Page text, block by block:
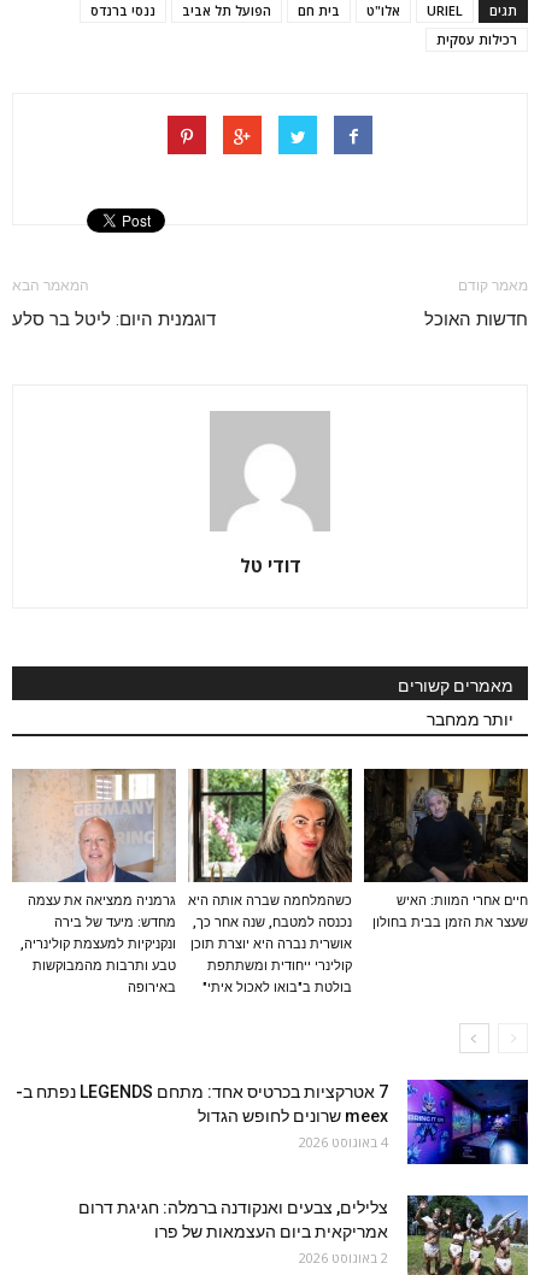
תגים URIEL אלו"ט בית חם הפועל תל אביב
ננסי ברנדס
רכילות עסקית
מאמר קודם
חדשות האוכל
המאמר הבא
דוגמנית היום: ליטל בר סלע
דודי טל
מאמרים קשורים
יותר ממחבר
חיים אחרי המוות: האיש
שעצר את הזמן בבית בחולון
כשהמלחמה שברה אותה היא
נכנסה למטבח, שנה אחר כך,
אושרית נברה היא יוצרת תוכן
קולינרי ייחודית ומשתתפת
בולטת ב"בואו לאכול איתי"
גרמניה ממציאה את עצמה
מחדש: מיעד של בירה
ונקניקיות למעצמת קולינריה,
טבע ותרבות מהמבוקשות
באירופה
7 אטרקציות בכרטיס אחד: מתחם LEGENDS נפתח ב-
meex שרונים לחופש הגדול
4 באוגוסט 2026
צלילים, צבעים ואנקודנה ברמלה: חגיגת דרום
אמריקאית ביום העצמאות של פרו
2 באוגוסט 2026